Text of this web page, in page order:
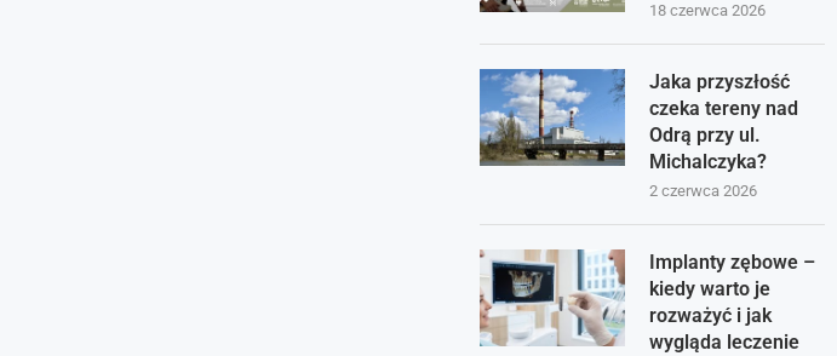
18 czerwca 2026
Jaka przyszłość
czeka tereny nad
Odrą przy ul.
Michalczyka?
2 czerwca 2026
Implanty zębowe –
kiedy warto je
rozważyć i jak
wygląda leczenie